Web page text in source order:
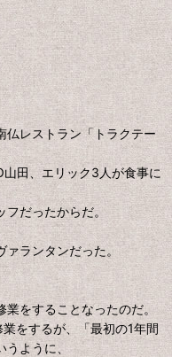
仏レストラン「トラクテー
田、エリック3人が食事に
フだったからだ。
ァランタンだった。
業をすることなったのだ。
をするが、「最初の1年間
うように、